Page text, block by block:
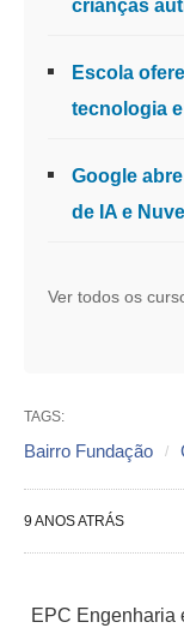
crianças
Escola
tecnologia
Google
de IA e
Ver todos os
TAGS:
Bairro Fundação
9 ANOS ATRÁS
EPC Engenharia